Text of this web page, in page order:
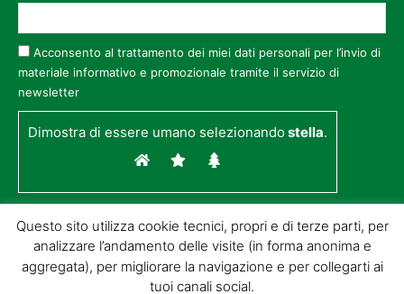
Acconsento al trattamento dei miei dati personali per l’invio di
materiale informativo e promozionale tramite il servizio di
newsletter
Dimostra di essere umano selezionandostella.
Questo sito utilizza cookie tecnici, propri e di terze parti, per
analizzare l’andamento delle visite (in forma anonima e
aggregata), per migliorare la navigazione e per collegarti ai
tuoi canali social.